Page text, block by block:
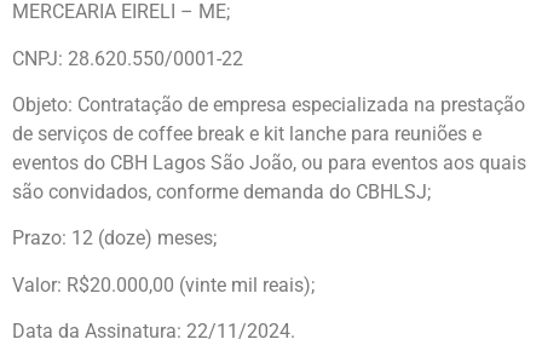
MERCEARIA EIRELI – ME;
CNPJ: 28.620.550/0001-22
Objeto: Contratação de empresa especializada na prestação
de serviços de coffee break e kit lanche para reuniões e
eventos do CBH Lagos São João, ou para eventos aos quais
são convidados, conforme demanda do CBHLSJ;
Prazo: 12 (doze) meses;
Valor: R$20.000,00 (vinte mil reais);
Data da Assinatura: 22/11/2024.